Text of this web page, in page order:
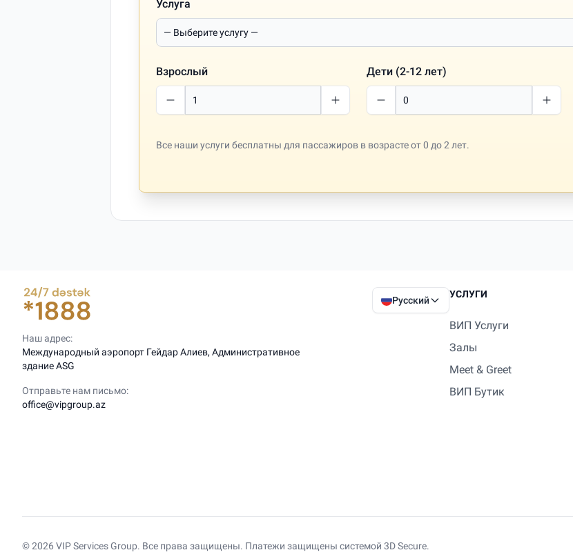
Услуга
Взрослый Дети (2-12 лет)
Все наши услуги бесплатны для пассажиров в возрасте от 0 до 2 лет.
Русский
Наш адрес:
Международный аэропорт Гейдар Алиев, Административное
здание ASG
Отправьте нам письмо:
office@vipgroup.az
УСЛУГИ
ВИП Услуги
Залы
Meet & Greet
ВИП Бутик
© 2026 VIP Services Group. Все права защищены. Платежи защищены системой 3D Secure.